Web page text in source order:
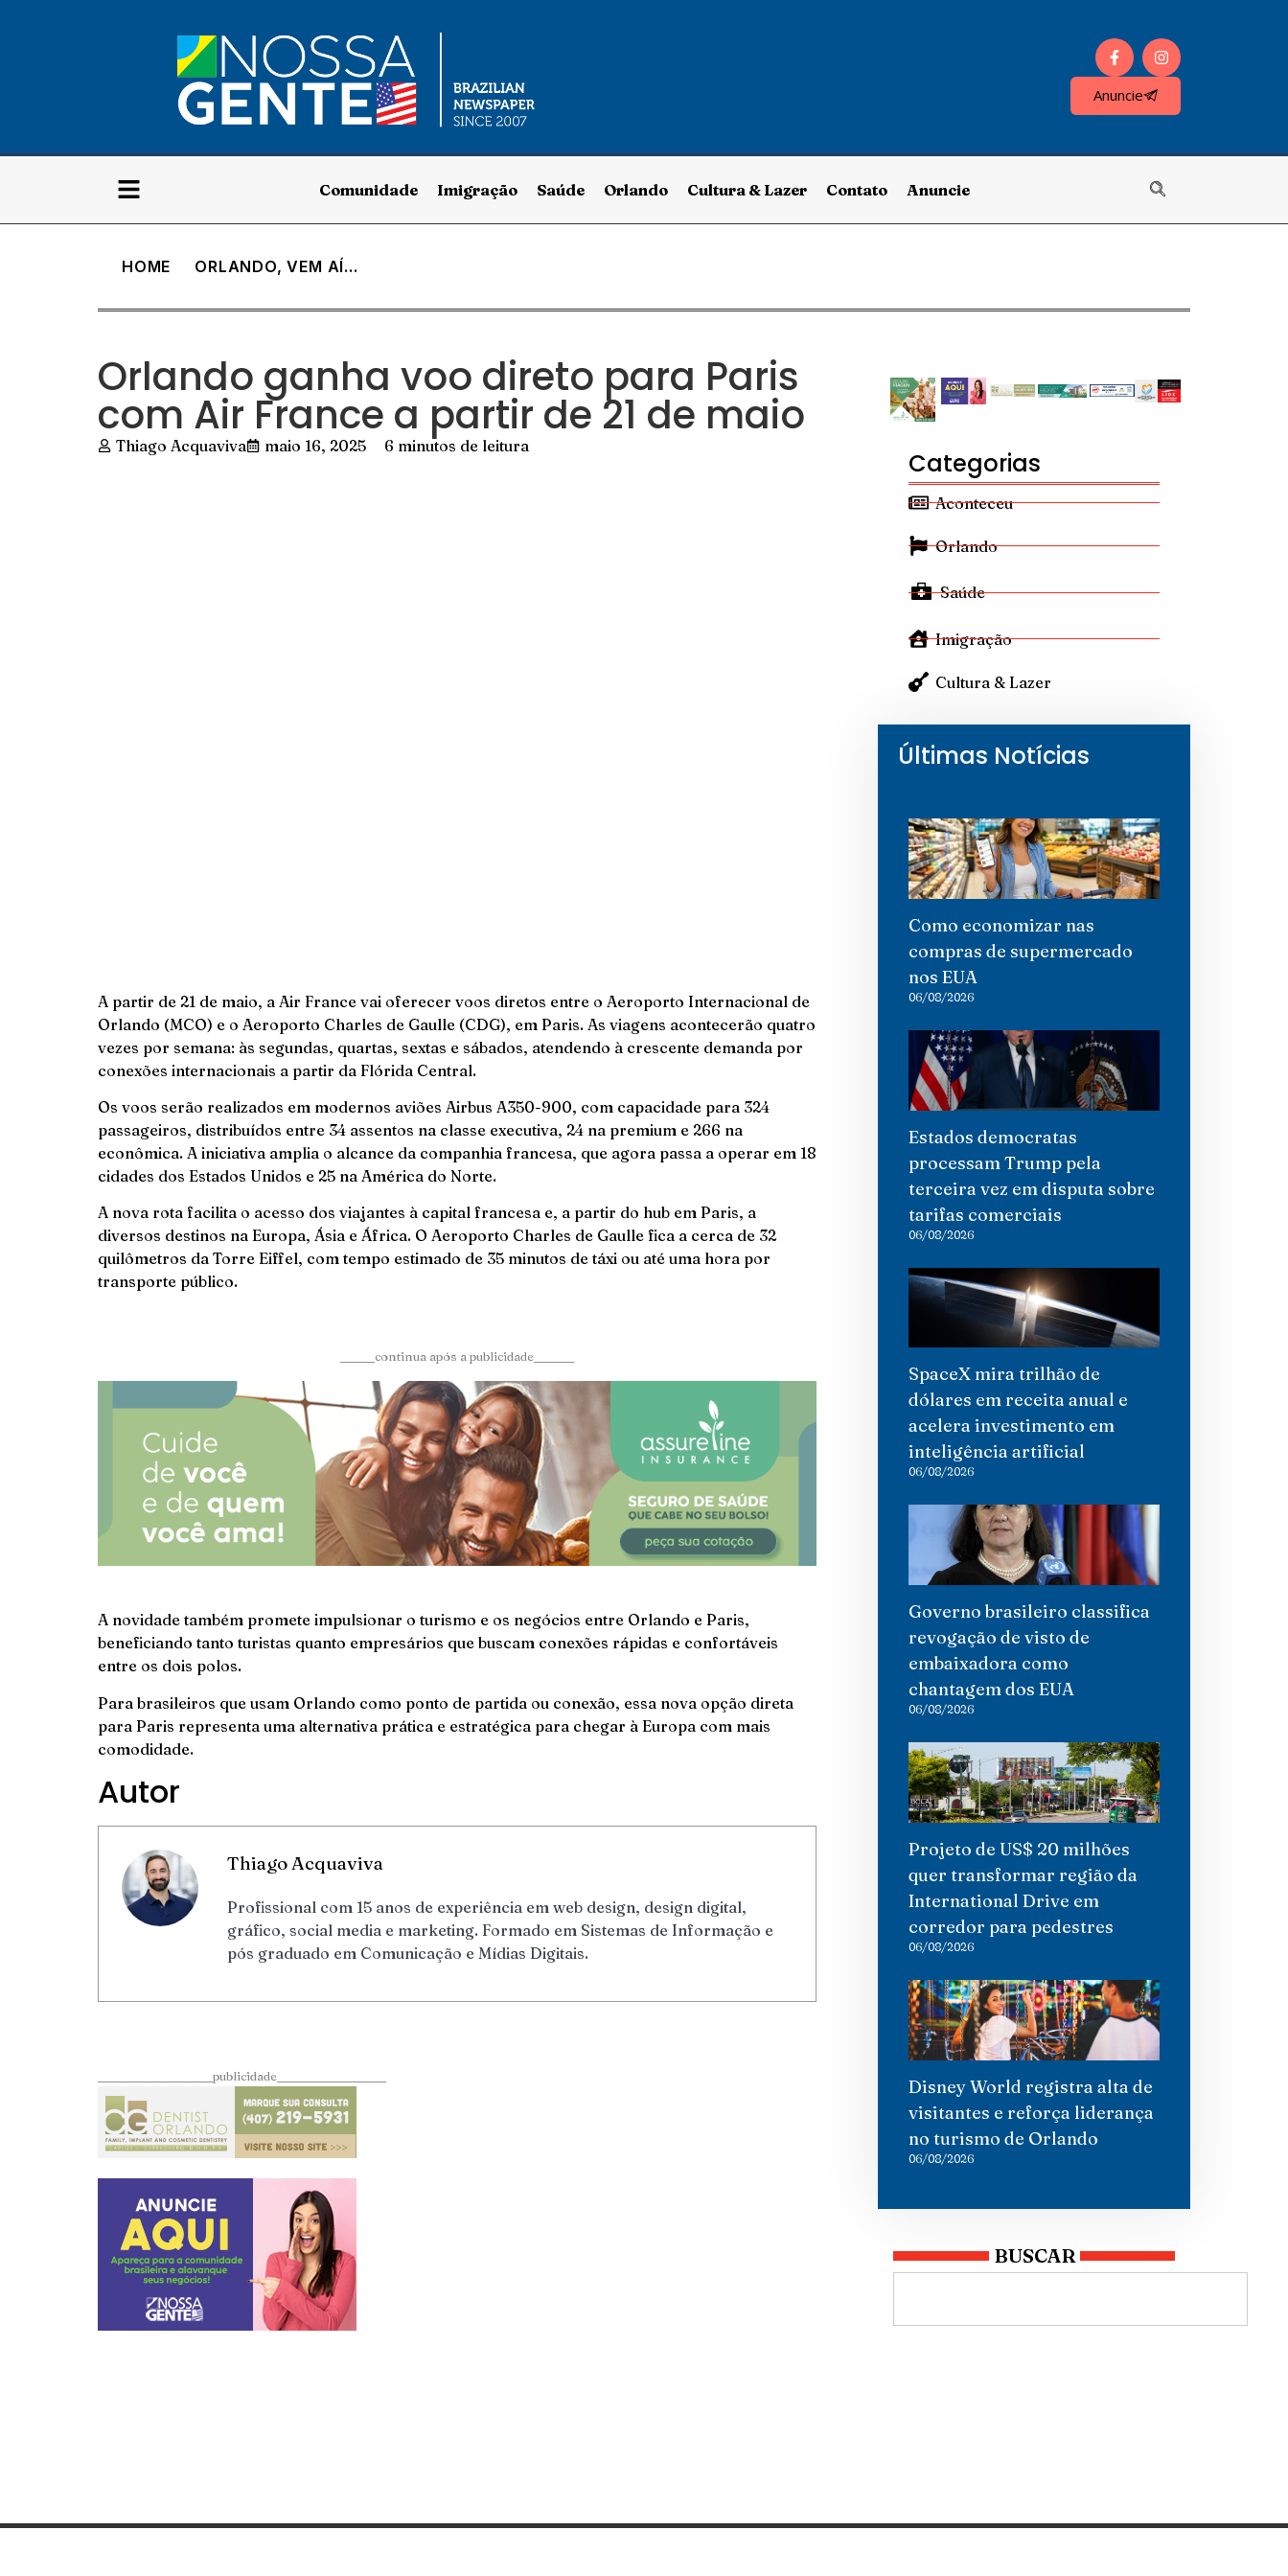
Anuncie
Comunidade Imigração Saúde Orlando Cultura & Lazer Contato Anuncie
HOME ORLANDO,VEM AÍ...
Orlando ganha voo direto para Paris
com Air France a partir de 21 de maio
Thiago Acquaviva maio 16, 2025 6 minutos de leitura
A partir de 21 de maio, a Air France vai oferecer voos diretos entre o Aeroporto Internacional de
Orlando (MCO) e o Aeroporto Charles de Gaulle (CDG), em Paris. As viagens acontecerão quatro
vezes por semana: às segundas, quartas, sextas e sábados, atendendo à crescente demanda por
conexões internacionais a partir da Flórida Central.
Os voos serão realizados em modernos aviões Airbus A350-900, com capacidade para 324
passageiros, distribuídos entre 34 assentos na classe executiva, 24 na premium e 266 na
econômica. A iniciativa amplia o alcance da companhia francesa, que agora passa a operar em 18
cidades dos Estados Unidos e 25 na América do Norte.
A nova rota facilita o acesso dos viajantes à capital francesa e, a partir do hub em Paris, a
diversos destinos na Europa, Ásia e África. O Aeroporto Charles de Gaulle fica a cerca de 32
quilômetros da Torre Eiffel, com tempo estimado de 35 minutos de táxi ou até uma hora por
transporte público.
______continua após a publicidade_______
A novidade também promete impulsionar o turismo e os negócios entre Orlando e Paris,
beneficiando tanto turistas quanto empresários que buscam conexões rápidas e confortáveis
entre os dois polos.
Para brasileiros que usam Orlando como ponto de partida ou conexão, essa nova opção direta
para Paris representa uma alternativa prática e estratégica para chegar à Europa com mais
comodidade.
Autor
Thiago Acquaviva
Profissional com 15 anos de experiência em web design, design digital,
gráfico, social media e marketing. Formado em Sistemas de Informação e
pós graduado em Comunicação e Mídias Digitais.
____________________publicidade___________________
Categorias
Aconteceu
Orlando
Saúde
Imigração
Cultura & Lazer
Últimas Notícias
Como economizar nas
compras de supermercado
nos EUA
06/08/2026
Estados democratas
processam Trump pela
terceira vez em disputa sobre
tarifas comerciais
06/08/2026
SpaceX mira trilhão de
dólares em receita anual e
acelera investimento em
inteligência artificial
06/08/2026
Governo brasileiro classifica
revogação de visto de
embaixadora como
chantagem dos EUA
06/08/2026
Projeto de US$ 20 milhões
quer transformar região da
International Drive em
corredor para pedestres
06/08/2026
Disney World registra alta de
visitantes e reforça liderança
no turismo de Orlando
06/08/2026
BUSCAR